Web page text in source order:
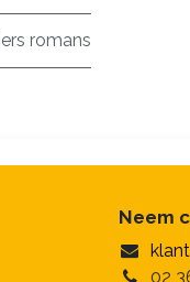
romans
Neem
02